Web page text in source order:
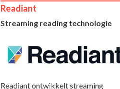
Readiant
Streaming reading technologie
Readiant ontwikkelt streaming